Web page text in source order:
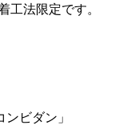
工法限定です。